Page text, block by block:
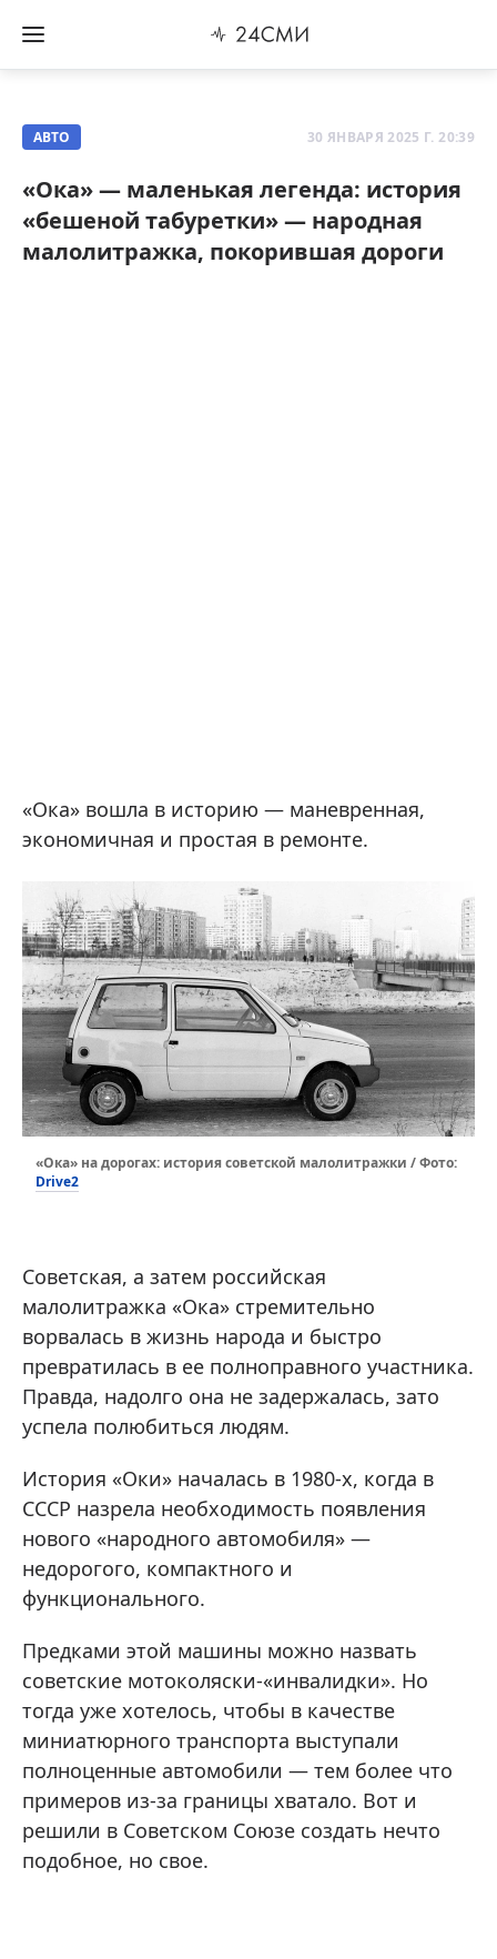
АВТО 30 ЯНВАРЯ 2025 Г. 20:39
«Ока» — маленькая легенда: история
«бешеной табуретки» — народная
малолитражка, покорившая дороги
«Ока» вошла в историю — маневренная,
экономичная и простая в ремонте.
«Ока» на дорогах: история советской малолитражки / Фото:
Drive2
Советская, а затем российская
малолитражка «Ока» стремительно
ворвалась в жизнь народа и быстро
превратилась в ее полноправного участника.
Правда, надолго она не задержалась, зато
успела полюбиться людям.
История «Оки» началась в 1980-х, когда в
СССР назрела необходимость появления
нового «народного автомобиля» —
недорогого, компактного и
функционального.
Предками этой машины можно назвать
советские мотоколяски-«инвалидки». Но
тогда уже хотелось, чтобы в качестве
миниатюрного транспорта выступали
полноценные автомобили — тем более что
примеров из-за границы хватало. Вот и
решили в Советском Союзе создать нечто
подобное, но свое.